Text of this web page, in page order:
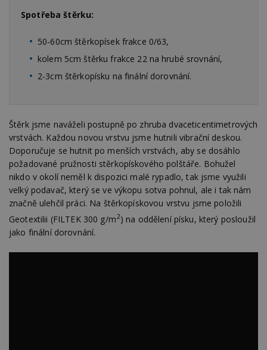
Spotřeba štěrku:
50-60cm štěrkopísek frakce 0/63,
kolem 5cm štěrku frakce 22 na hrubé srovnání,
2-3cm štěrkopísku na finální dorovnání.
Štěrk jsme naváželi postupně po zhruba dvaceticentimetrových
vrstvách. Každou novou vrstvu jsme hutnili vibrační deskou.
Doporučuje se hutnit po menších vrstvách, aby se dosáhlo
požadované pružnosti stěrkopískového polštáře. Bohužel
nikdo v okolí neměl k dispozici malé rypadlo, tak jsme využili
velký podavač, který se ve výkopu sotva pohnul, ale i tak nám
značně ulehčil práci. Na štěrkopískovou vrstvu jsme položili
Geotextilii (FILTEK 300 g/m2) na oddělení písku, který posloužil
jako finální dorovnání.